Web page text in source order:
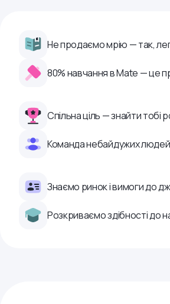
Не продаємо мрію — так,
80% навчання в Mate — це
Спільна ціль — знайти тобі
Команда небайдужих
Знаємо ринок і вимоги до
Розкриваємо здібності до